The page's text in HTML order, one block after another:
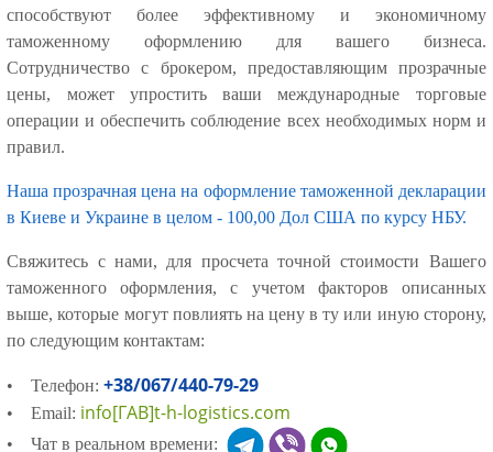
способствуют более эффективному и экономичному
таможенному оформлению для вашего бизнеса.
Сотрудничество с брокером, предоставляющим прозрачные
цены, может упростить ваши международные торговые
операции и обеспечить соблюдение всех необходимых норм и
правил.
Наша прозрачная цена на оформление таможенной декларации
в Киеве и Украине в целом - 100,00 Дол США по курсу НБУ.
Свяжитесь с нами, для просчета точной стоимости Вашего
таможенного оформления, с учетом факторов описанных
выше, которые могут повлиять на цену в ту или иную сторону,
по следующим контактам:
• Телефон:+38/067/440-79-29
• Email: info[ГАВ]t-h-logistics.com
• Чат в реальном времени: